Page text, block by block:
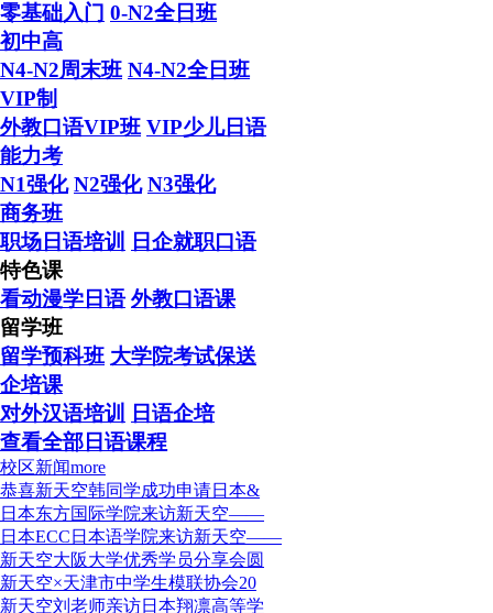
零基础入门 0-N2全日班
初中高
N4-N2周末班 N4-N2全日班
VIP制
外教口语VIP班 VIP少儿日语
能力考
N1强化 N2强化 N3强化
商务班
职场日语培训
日企就职口语
特色课
看动漫学日语 外教口语课
留学班
留学预科班 大学院考试保送
企培课
对外汉语培训
日语企培
查看全部日语课程
校区新闻more
恭喜新天空韩同学成功申请日本&
日本东方国际学院来访新天空——
日本ECC日本语学院来访新天空——
新天空大阪大学优秀学员分享会圆
新天空×天津市中学生模联协会20
新天空刘老师亲访日本翔凛高等学